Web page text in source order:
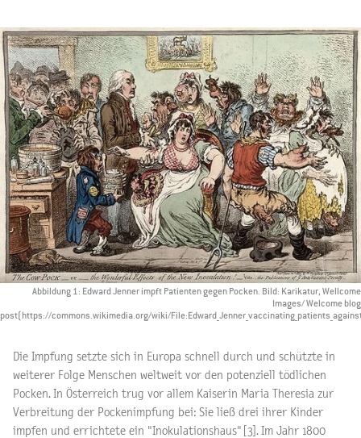
Abbildung 1: Edward Jenner impft Patienten gegen Pocken. Bild: Karikatur, Wellcome
Images/ Welcome blog
post(https://commons.wikimedia.org/wiki/
Die Impfung setzte sich in Europa schnell durch und schützte in
weiterer Folge Menschen weltweit vor den potenziell tödlichen
Pocken. In Österreich trug vor allem Kaiserin Maria Theresia zur
Verbreitung der Pockenimpfung bei: Sie ließ drei ihrer Kinder
impfen und errichtete ein "Inokulationshaus" [3]. Im Jahr 1800